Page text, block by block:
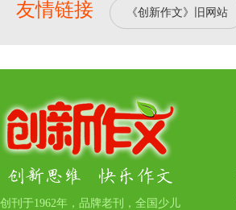
友情链接 《创新作文》旧网站
创刊于1962年，品牌老刊，全国少儿